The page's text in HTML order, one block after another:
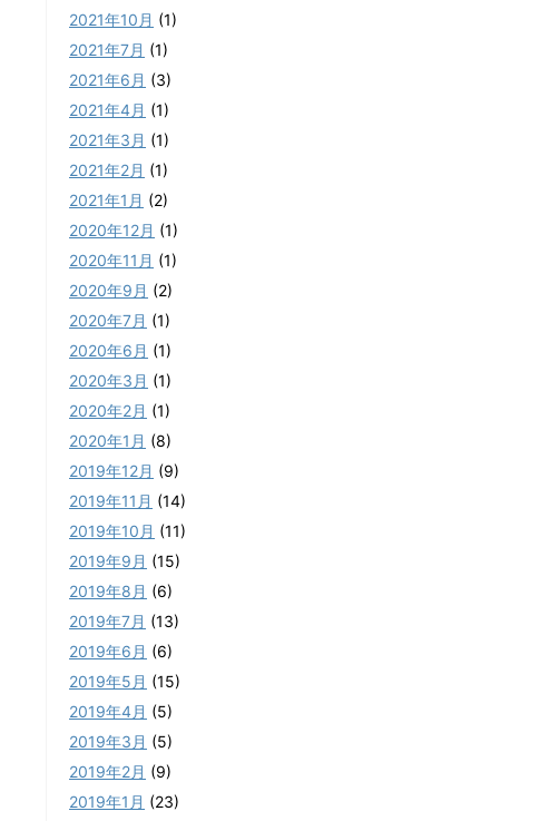
2021年10月 (1)
2021年7月 (1)
2021年6月 (3)
2021年4月 (1)
2021年3月 (1)
2021年2月 (1)
2021年1月 (2)
2020年12月 (1)
2020年11月 (1)
2020年9月 (2)
2020年7月 (1)
2020年6月 (1)
2020年3月 (1)
2020年2月 (1)
2020年1月 (8)
2019年12月 (9)
2019年11月 (14)
2019年10月 (11)
2019年9月 (15)
2019年8月 (6)
2019年7月 (13)
2019年6月 (6)
2019年5月 (15)
2019年4月 (5)
2019年3月 (5)
2019年2月 (9)
2019年1月 (23)